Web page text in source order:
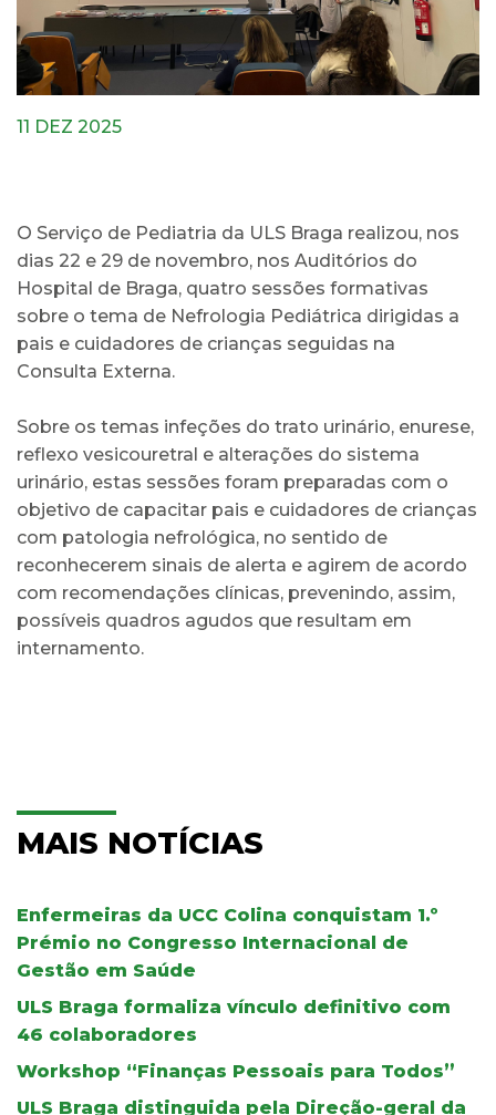
11 DEZ 2025
O Serviço de Pediatria da ULS Braga realizou, nos
dias 22 e 29 de novembro, nos Auditórios do
Hospital de Braga, quatro sessões formativas
sobre o tema de Nefrologia Pediátrica dirigidas a
pais e cuidadores de crianças seguidas na
Consulta Externa.
Sobre os temas infeções do trato urinário, enurese,
reflexo vesicouretral e alterações do sistema
urinário, estas sessões foram preparadas com o
objetivo de capacitar pais e cuidadores de crianças
com patologia nefrológica, no sentido de
reconhecerem sinais de alerta e agirem de acordo
com recomendações clínicas, prevenindo, assim,
possíveis quadros agudos que resultam em
internamento.
MAIS NOTÍCIAS
Enfermeiras da UCC Colina conquistam 1.º
Prémio no Congresso Internacional de
Gestão em Saúde
ULS Braga formaliza vínculo definitivo com
46 colaboradores
Workshop “Finanças Pessoais para Todos”
ULS Braga distinguida pela Direção-geral da